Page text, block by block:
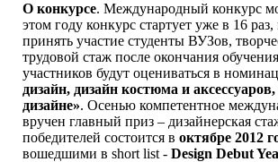
О конкурсе. Международный конкурс
этом году конкурс стартует уже в 16
принять участие студенты ВУЗов,
трудовой стаж после окончания
участников будут оцениваться в
дизайн, дизайн костюма и
дизайне». Осенью компетентное
вручен главный приз – дизайнерская
победителей состоится в октябре 2012
вошедшими в short list - Design Debut